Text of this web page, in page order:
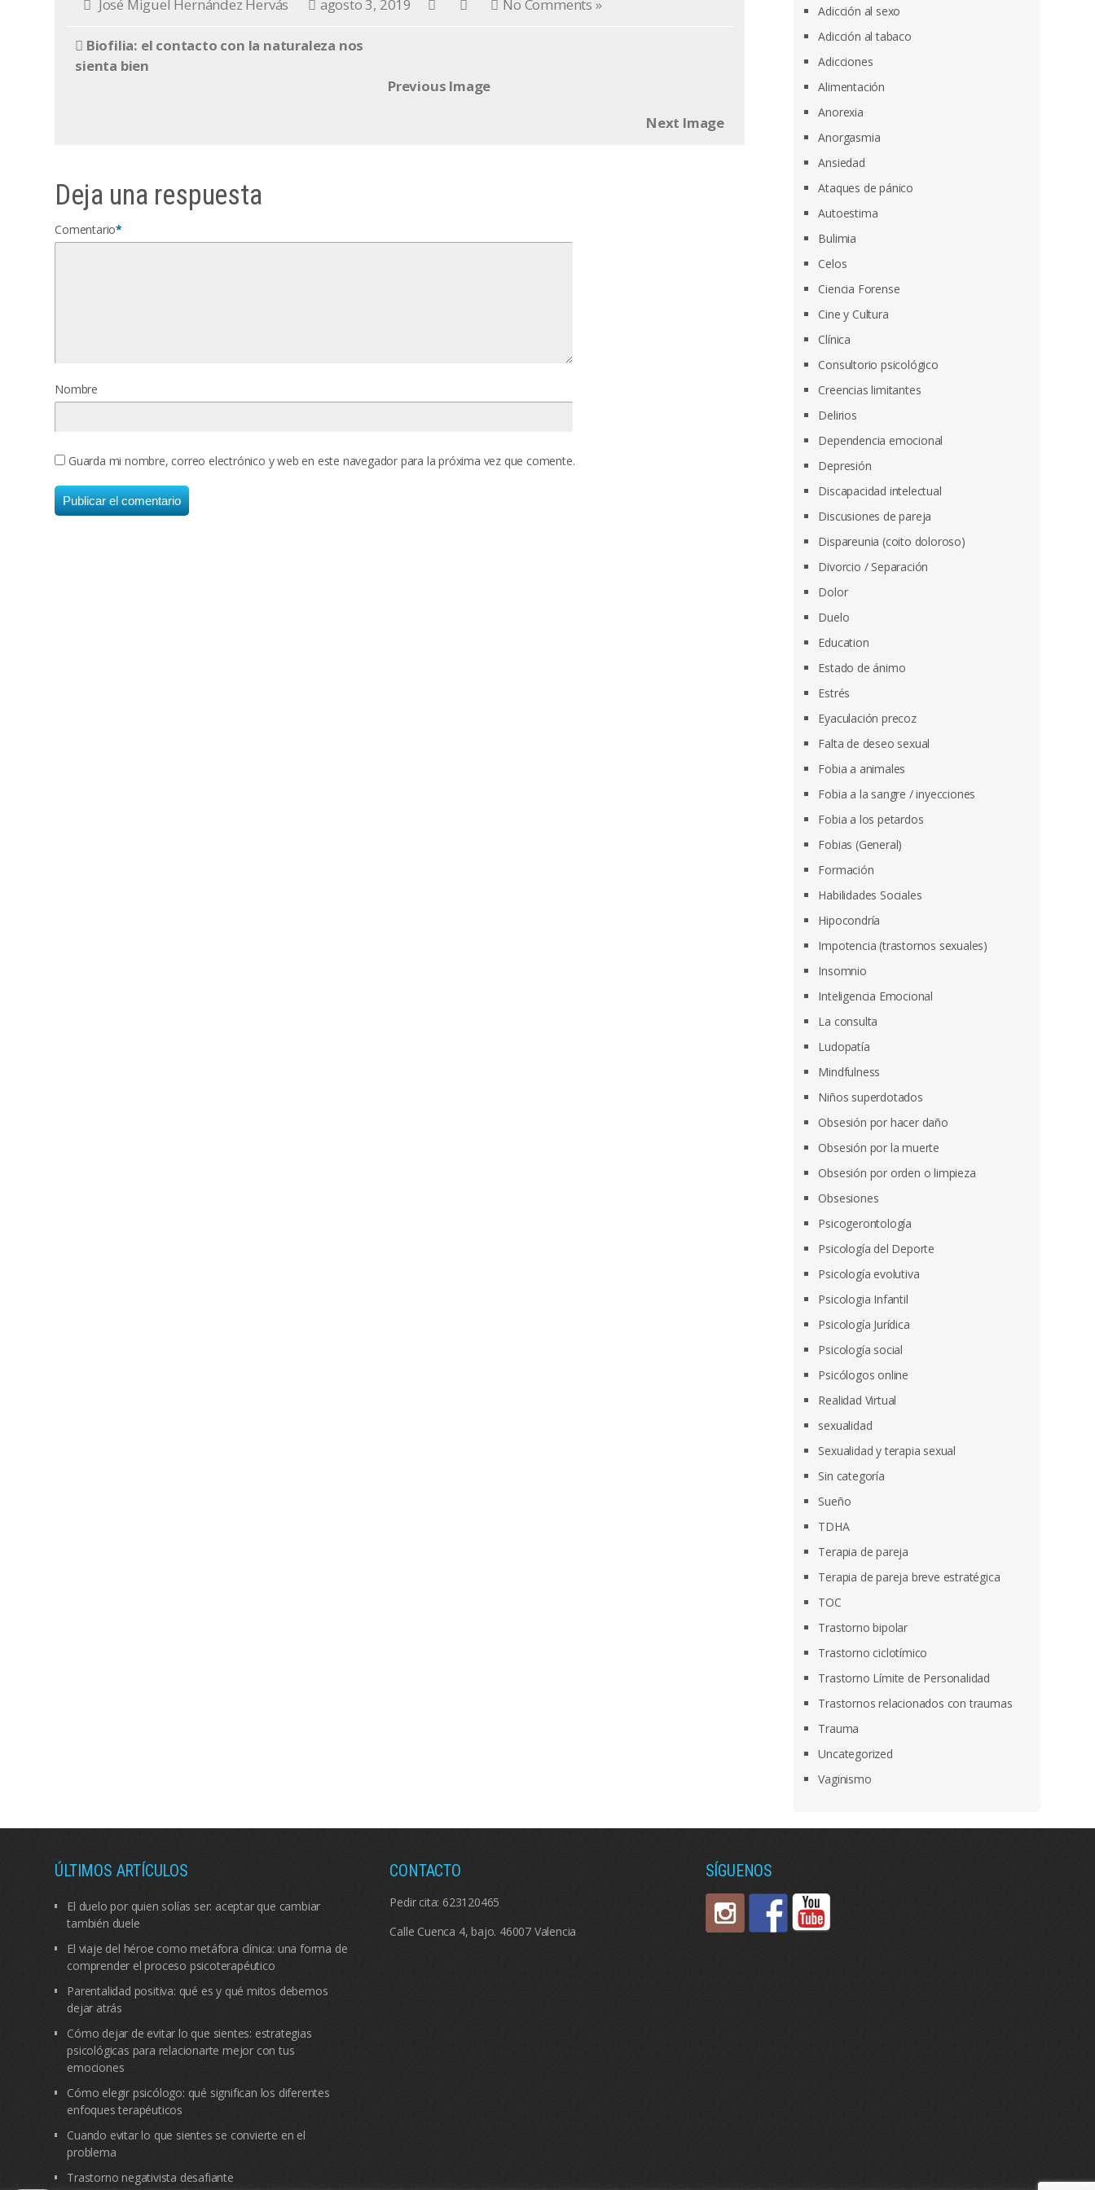
José Miguel Hernández Hervás agosto 3, 2019 No Comments »
Biofilia: el contacto con la naturaleza nos
sienta bien
Previous Image
Next Image
Deja una respuesta
Comentario*
Nombre
Guarda mi nombre, correo electrónico y web en este navegador para la próxima vez que comente.
Adicción al sexo
Adicción al tabaco
Adicciones
Alimentación
Anorexia
Anorgasmia
Ansiedad
Ataques de pánico
Autoestima
Bulimia
Celos
Ciencia Forense
Cine y Cultura
Clínica
Consultorio psicológico
Creencias limitantes
Delirios
Dependencia emocional
Depresión
Discapacidad intelectual
Discusiones de pareja
Dispareunia (coito doloroso)
Divorcio / Separación
Dolor
Duelo
Education
Estado de ánimo
Estrés
Eyaculación precoz
Falta de deseo sexual
Fobia a animales
Fobia a la sangre / inyecciones
Fobia a los petardos
Fobias (General)
Formación
Habilidades Sociales
Hipocondría
Impotencia (trastornos sexuales)
Insomnio
Inteligencia Emocional
La consulta
Ludopatía
Mindfulness
Niños superdotados
Obsesión por hacer daño
Obsesión por la muerte
Obsesión por orden o limpieza
Obsesiones
Psicogerontología
Psicología del Deporte
Psicología evolutiva
Psicologia Infantil
Psicología Jurídica
Psicología social
Psicólogos online
Realidad Virtual
sexualidad
Sexualidad y terapia sexual
Sin categoría
Sueño
TDHA
Terapia de pareja
Terapia de pareja breve estratégica
TOC
Trastorno bipolar
Trastorno ciclotímico
Trastorno Límite de Personalidad
Trastornos relacionados con traumas
Trauma
Uncategorized
Vaginismo
ÚLTIMOS ARTÍCULOS
El duelo por quien solías ser: aceptar que cambiar
también duele
El viaje del héroe como metáfora clínica: una forma de
comprender el proceso psicoterapéutico
Parentalidad positiva: qué es y qué mitos debemos
dejar atrás
Cómo dejar de evitar lo que sientes: estrategias
psicológicas para relacionarte mejor con tus
emociones
Cómo elegir psicólogo: qué significan los diferentes
enfoques terapéuticos
Cuando evitar lo que sientes se convierte en el
problema
Trastorno negativista desafiante
CONTACTO
Pedir cita: 623120465
Calle Cuenca 4, bajo. 46007 Valencia
SÍGUENOS